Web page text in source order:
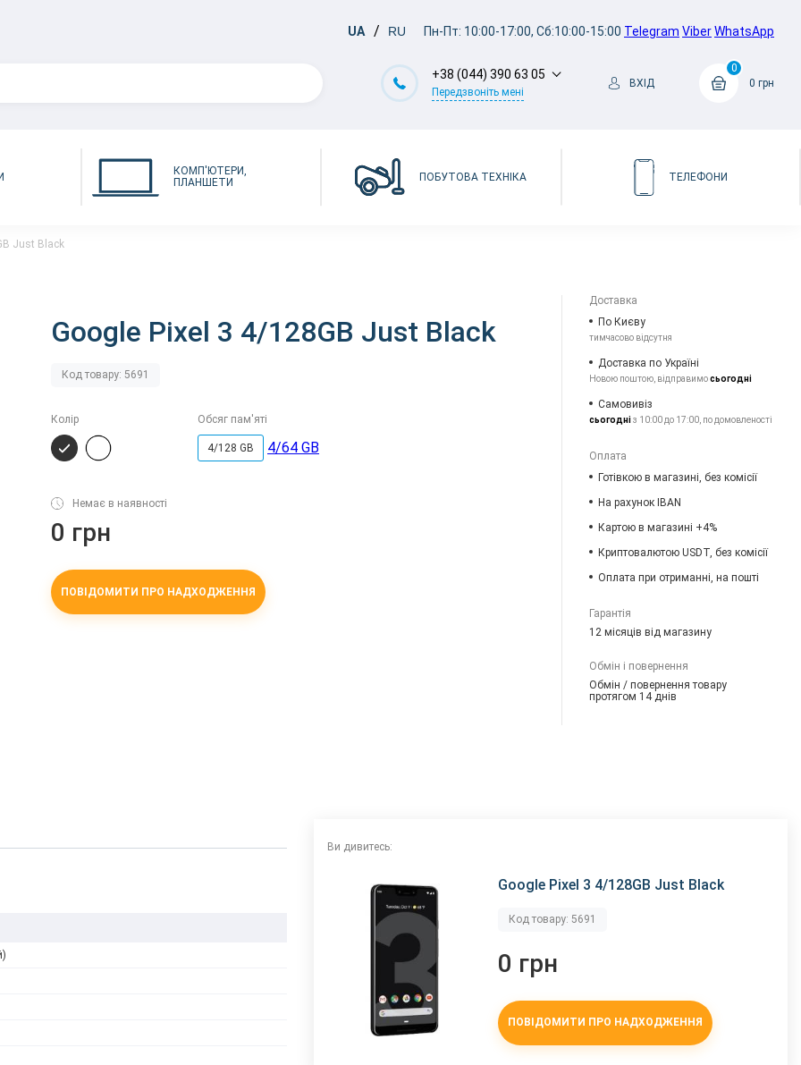
UA RU Пн-Пт: 10:00-17:00, Сб:10:00-15:00 Telegram ViberWhatsApp
+38 (044) 390 63 05
Передзвоніть мені
ВХІД
0
0 грн
КОМП'ЮТЕРИ,
ПЛАНШЕТИ
ПОБУТОВА ТЕХНІКА ТЕЛЕФОНИ
Just Black
Google Pixel 3 4/128GB Just Black
Код товару: 5691
Колір Обсяг пам'яті
4/128 GB 4/64 GB
Немає в наявності
0 грн
ПОВІДОМИТИ ПРО НАДХОДЖЕННЯ
Доставка
По Києву
тимчасово відсутня
Доставка по Україні
Новою поштою, відправимосьогодні
Самовивіз
сьогодніз 10:00 до 17:00, по домовленості
Оплата
Готівкою в магазині, без комісії
На рахунок IBAN
Картою в магазині +4%
Криптовалютою USDT, без комісії
Оплата при отриманні, на пошті
Гарантія
12 місяців від магазину
Обмін і повернення
Обмін / повернення товару
протягом 14 днів
Ви дивитесь:
Google Pixel 3 4/128GB Just Black
Код товару: 5691
0 грн
ПОВІДОМИТИ ПРО НАДХОДЖЕННЯ